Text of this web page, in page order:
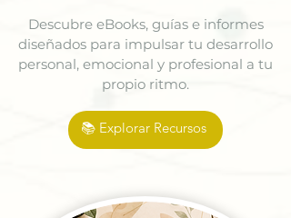
Descubre eBooks, guías e informes
diseñados para impulsar tu desarrollo
personal, emocional y profesional a tu
propio ritmo.
📚 Explorar Recursos